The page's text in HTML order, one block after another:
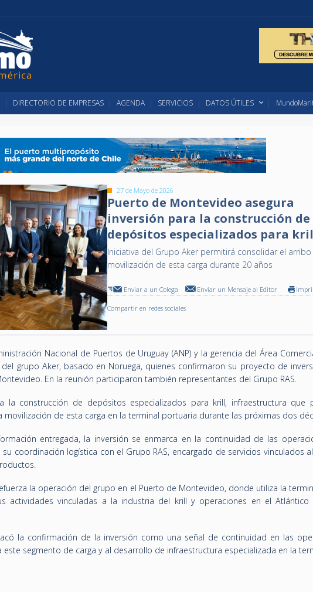
DIRECTORIO DE EMPRESAS AGENDA SERVICIOS DATOS ÚTILES
27 de Mayo de 2026
Puerto de Montevideo asegura
inversión para la construcción de
depósitos especializados para
Iniciativa del Grupo Aker permitirá consolidar el arribo
movilización de esta carga durante 20 años
Enviar a un Colega Enviar un Mensaje al Editor
Compartir en redes sociales
Nacional de Puertos de Uruguay (ANP) y la gerencia del Área
grupo Aker, basado en Noruega, quienes confirmaron su proyecto de
En la reunión participaron también representantes del Grupo RAS.
la construcción de depósitos especializados para krill, infraestructura que
movilización de esta carga en la terminal portuaria durante las próximas dos
entregada, la inversión se enmarca en la continuidad de las
coordinación logística con el Grupo RAS, encargado de servicios vinculados
la operación del grupo en el Puerto de Montevideo, donde utiliza la
actividades vinculadas a la industria del krill y operaciones en el Atlántico
la confirmación de la inversión como una señal de continuidad en las
este segmento de carga y al desarrollo de infraestructura especializada en la